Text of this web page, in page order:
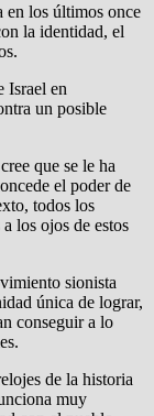
en los últimos once
la identidad, el
Israel en
un posible
que se le ha
el poder de
todos los
los ojos de estos
sionista
única de lograr,
conseguir a lo
de la historia
muy